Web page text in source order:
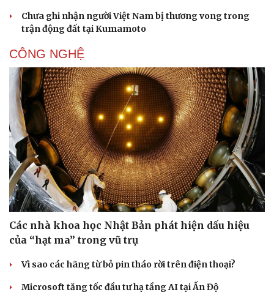
Chưa ghi nhận người Việt Nam bị thương vong trong
trận động đất tại Kumamoto
CÔNG NGHỆ
Các nhà khoa học Nhật Bản phát hiện dấu hiệu
của “hạt ma” trong vũ trụ
Vì sao các hãng từ bỏ pin tháo rời trên điện thoại?
Microsoft tăng tốc đầu tư hạ tầng AI tại Ấn Độ